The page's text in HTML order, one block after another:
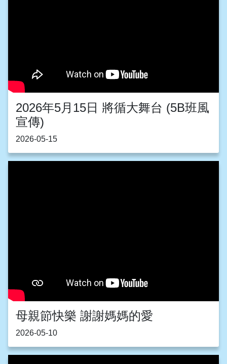
2026年5月15日 將循大舞台 (5B班風
宣傳)
2026-05-15
母親節快樂 謝謝媽媽的愛
2026-05-10